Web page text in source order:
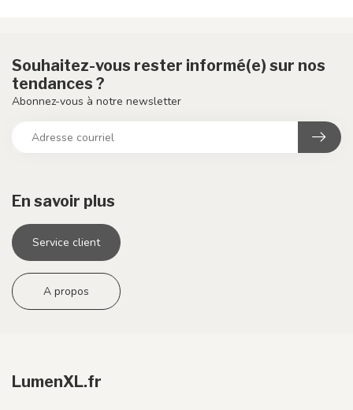
En savoir plus
Service client
A propos
Souhaitez-vous rester informé(e) sur nos
tendances ?
Abonnez-vous à notre newsletter
LumenXL.fr